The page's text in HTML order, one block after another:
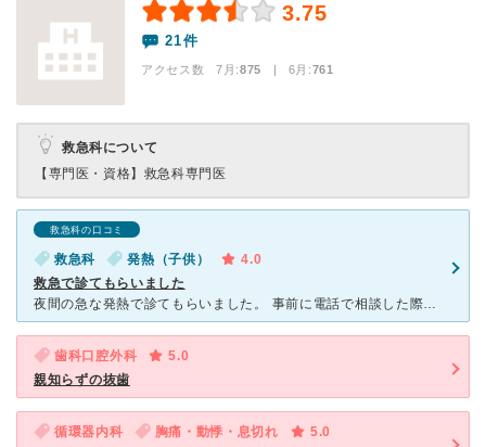
3.75
21件
アクセス数 7月:875 | 6月:761
救急科について
【専門医・資格】 救急科専門医
救急科の口コミ
救急科 発熱（子供）
4.0
救急で診てもらいました
夜間の急な発熱で診てもらいました。 事前に電話で相談した際に看護師さんが親身になって対応してくださったのが印象的でした。 夜間だったのでお医者さんも患者は３人ほどしかいないけど診てもらうのに時間が
歯科口腔外科
5.0
親知らずの抜歯
循環器内科 胸痛・動悸・息切れ
5.0